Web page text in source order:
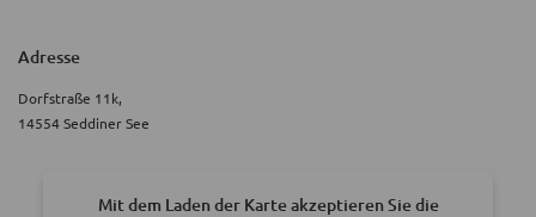
Adresse
Dorfstraße 11k,
14554 Seddiner See
Mit dem Laden der Karte akzeptieren Sie die